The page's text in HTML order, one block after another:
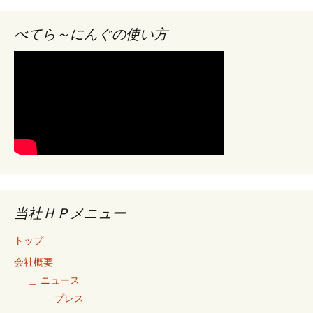
べてら～にんぐの使い方
当社ＨＰメニュー
トップ
会社概要
＿ ニュース
＿ プレス